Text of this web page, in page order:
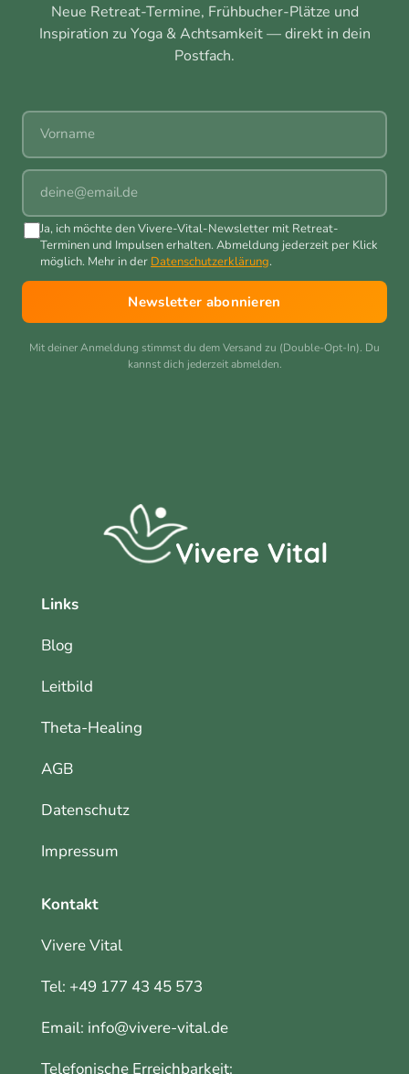
Neue Retreat-Termine, Frühbucher-Plätze und
Inspiration zu Yoga & Achtsamkeit — direkt in dein
Postfach.
Vorname
E-Mail
Ja, ich möchte den Vivere-Vital-Newsletter mit Retreat-
Terminen und Impulsen erhalten. Abmeldung jederzeit per Klick
möglich. Mehr in der Datenschutzerklärung.
Newsletter abonnieren
Mit deiner Anmeldung stimmst du dem Versand zu (Double-Opt-In). Du
kannst dich jederzeit abmelden.
Links
Blog
Leitbild
Theta-Healing
AGB
Datenschutz
Impressum
Kontakt
Vivere Vital
Tel: +49 177 43 45 573
Email: info@vivere-vital.de
Telefonische Erreichbarkeit: